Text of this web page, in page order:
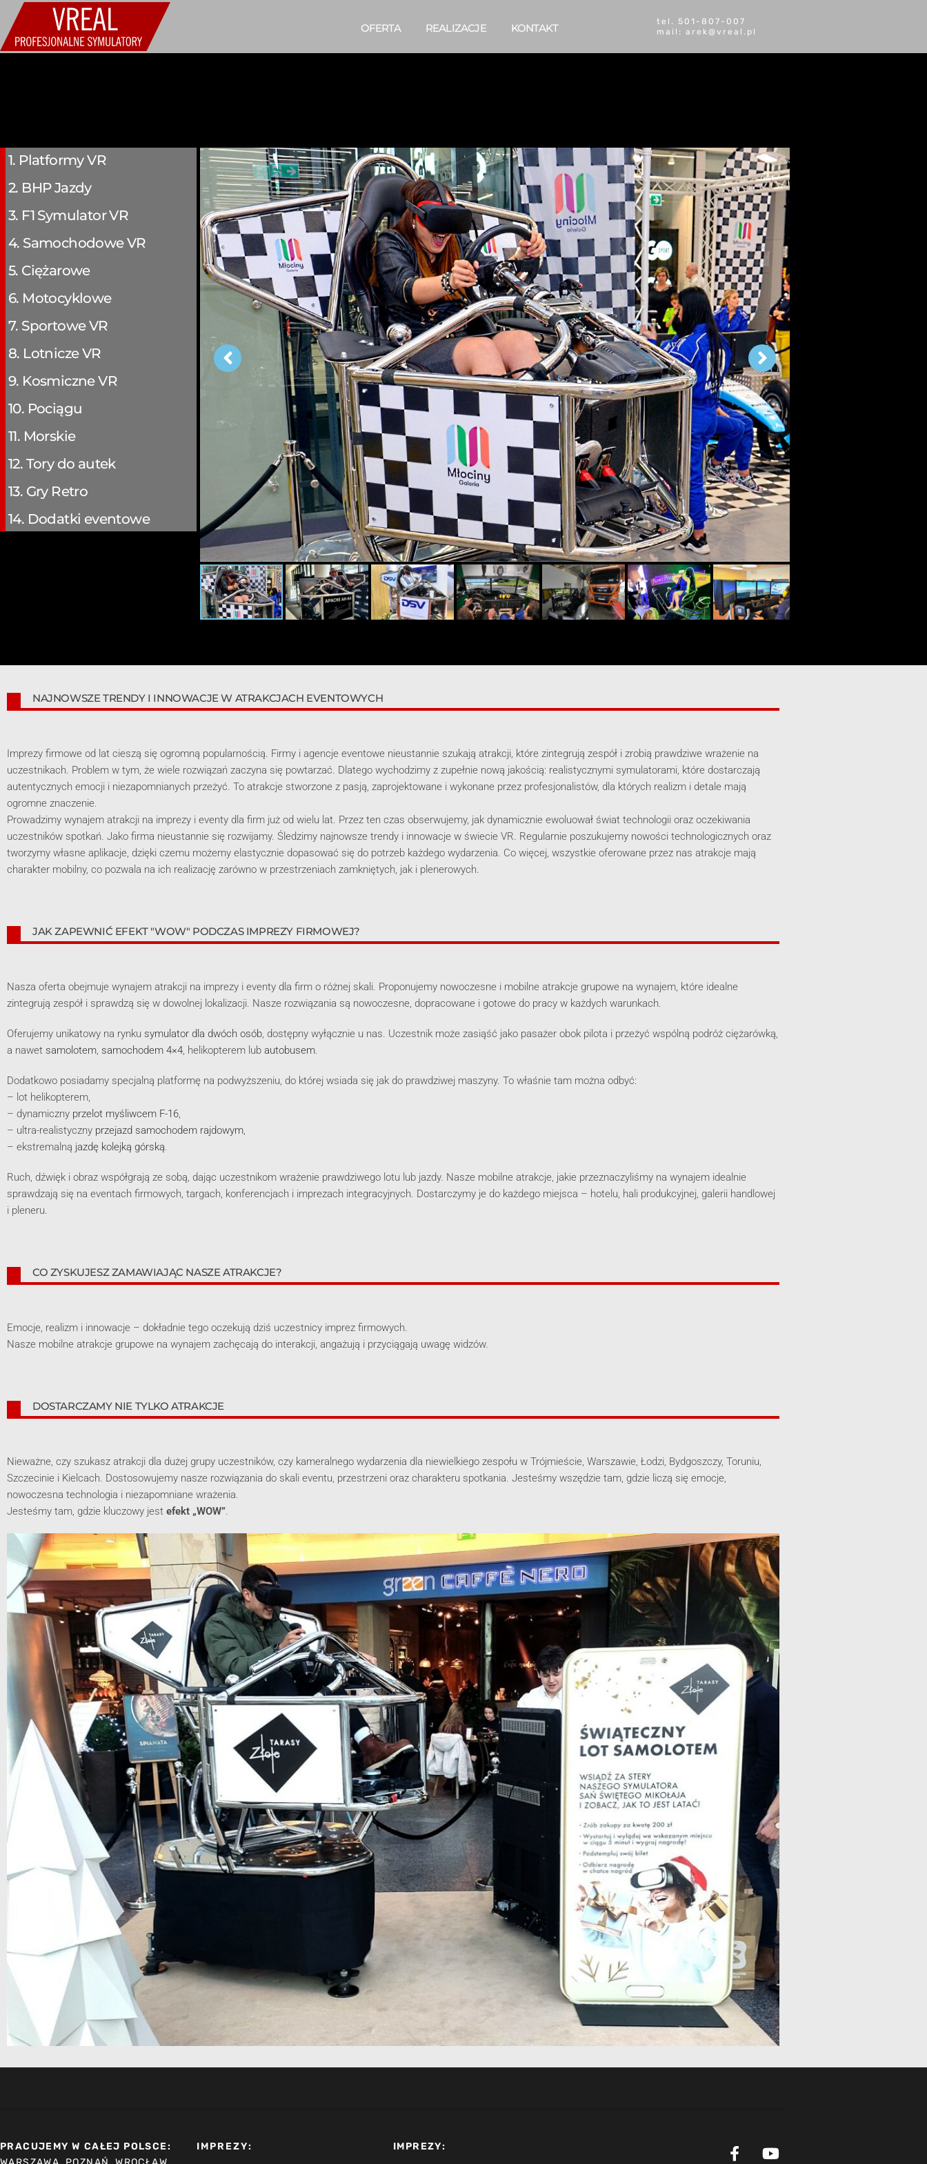
OFERTA REALIZACJE KONTAKT
tel. 501-807-007
mail: arek@vreal.pl
1. Platformy VR
2. BHP Jazdy
3. F1 Symulator VR
4. Samochodowe VR
5. Ciężarowe
6. Motocyklowe
7. Sportowe VR
8. Lotnicze VR
9. Kosmiczne VR
10. Pociągu
11. Morskie
12. Tory do autek
13. Gry Retro
14. Dodatki eventowe
NAJNOWSZE TRENDY I INNOWACJE W ATRAKCJACH EVENTOWYCH
Imprezy firmowe od lat cieszą się ogromną popularnością. Firmy i agencje eventowe nieustannie szukają atrakcji, które zintegrują zespół i zrobią prawdziwe wrażenie na
uczestnikach. Problem w tym, że wiele rozwiązań zaczyna się powtarzać. Dlatego wychodzimy z zupełnie nową jakością: realistycznymi symulatorami, które dostarczają
autentycznych emocji i niezapomnianych przeżyć. To atrakcje stworzone z pasją, zaprojektowane i wykonane przez profesjonalistów, dla których realizm i detale mają
ogromne znaczenie.
Prowadzimy wynajem atrakcji na imprezy i eventy dla firm już od wielu lat. Przez ten czas obserwujemy, jak dynamicznie ewoluował świat technologii oraz oczekiwania
uczestników spotkań. Jako firma nieustannie się rozwijamy. Śledzimy najnowsze trendy i innowacje w świecie VR. Regularnie poszukujemy nowości technologicznych oraz
tworzymy własne aplikacje, dzięki czemu możemy elastycznie dopasować się do potrzeb każdego wydarzenia. Co więcej, wszystkie oferowane przez nas atrakcje mają
charakter mobilny, co pozwala na ich realizację zarówno w przestrzeniach zamkniętych, jak i plenerowych.
JAK ZAPEWNIĆ EFEKT "WOW" PODCZAS IMPREZY FIRMOWEJ?
Nasza oferta obejmuje wynajem atrakcji na imprezy i eventy dla firm o różnej skali. Proponujemy nowoczesne i mobilne atrakcje grupowe na wynajem, które idealne
zintegrują zespół i sprawdzą się w dowolnej lokalizacji. Nasze rozwiązania są nowoczesne, dopracowane i gotowe do pracy w każdych warunkach.
Oferujemy unikatowy na rynku symulator dla dwóch osób, dostępny wyłącznie u nas. Uczestnik może zasiąść jako pasażer obok pilota i przeżyć wspólną podróż ciężarówką,
a nawet samolotem, samochodem 4×4, helikopterem lub autobusem.
Dodatkowo posiadamy specjalną platformę na podwyższeniu, do której wsiada się jak do prawdziwej maszyny. To właśnie tam można odbyć:
– lot helikopterem,
– dynamiczny przelot myśliwcem F-16,
– ultra-realistyczny przejazd samochodem rajdowym,
– ekstremalną jazdę kolejką górską.
Ruch, dźwięk i obraz współgrają ze sobą, dając uczestnikom wrażenie prawdziwego lotu lub jazdy. Nasze mobilne atrakcje, jakie przeznaczyliśmy na wynajem idealnie
sprawdzają się na eventach firmowych, targach, konferencjach i imprezach integracyjnych. Dostarczymy je do każdego miejsca – hotelu, hali produkcyjnej, galerii handlowej
i pleneru.
CO ZYSKUJESZ ZAMAWIAJĄC NASZE ATRAKCJE?
Emocje, realizm i innowacje – dokładnie tego oczekują dziś uczestnicy imprez firmowych.
Nasze mobilne atrakcje grupowe na wynajem zachęcają do interakcji, angażują i przyciągają uwagę widzów.
DOSTARCZAMY NIE TYLKO ATRAKCJE
Nieważne, czy szukasz atrakcji dla dużej grupy uczestników, czy kameralnego wydarzenia dla niewielkiego zespołu w Trójmieście, Warszawie, Łodzi, Bydgoszczy, Toruniu,
Szczecinie i Kielcach. Dostosowujemy nasze rozwiązania do skali eventu, przestrzeni oraz charakteru spotkania. Jesteśmy wszędzie tam, gdzie liczą się emocje,
nowoczesna technologia i niezapomniane wrażenia.
Jesteśmy tam, gdzie kluczowy jest efekt „WOW”.
PRACUJEMY W CAŁEJ POLSCE:
IMPREZY: IMPREZY: